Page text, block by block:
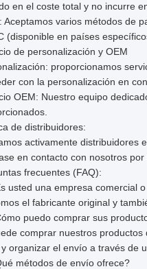
en el coste total y no incurre
Aceptamos varios métodos de
(disponible en países
de personalización y OEM
proporcionamos
con la personalización en
OEM: Nuestro equipo
de distribuidores:
activamente distribuidores
en contacto con nosotros
frecuentes (FAQ):
usted una empresa comercial
el fabricante original y
puedo comprar sus
comprar nuestros
organizar el envío a través de
métodos de envío ofrece?